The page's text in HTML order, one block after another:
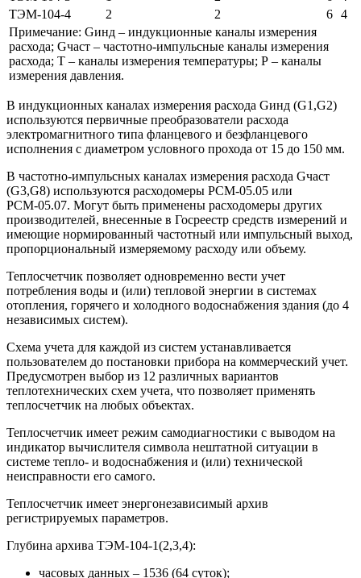
ТЭМ-104-4
2 2 6 4
Примечание: Gинд – индукционные каналы измерения
расхода; Gчаст – частотно-импульсные каналы измерения
расхода; Т – каналы измерения температуры; Р – каналы
измерения давления.
В индукционных каналах измерения расхода Gинд (G1,G2)
используются первичные преобразователи расхода
электромагнитного типа фланцевого и безфланцевого
исполнения с диаметром условного прохода от 15 до 150 мм.
В частотно-импульсных каналах измерения расхода Gчаст
(G3,G8) используются расходомеры РСМ-05.05 или
РСМ-05.07. Могут быть применены расходомеры других
производителей, внесенные в Госреестр средств измерений и
имеющие нормированный частотный или импульсный выход,
пропорциональный измеряемому расходу или объему.
Теплосчетчик позволяет одновременно вести учет
потребления воды и (или) тепловой энергии в системах
отопления, горячего и холодного водоснабжения здания (до 4
независимых систем).
Схема учета для каждой из систем устанавливается
пользователем до постановки прибора на коммерческий учет.
Предусмотрен выбор из 12 различных вариантов
теплотехнических схем учета, что позволяет применять
теплосчетчик на любых объектах.
Теплосчетчик имеет режим самодиагностики с выводом на
индикатор вычислителя символа нештатной ситуации в
системе тепло- и водоснабжения и (или) технической
неисправности его самого.
Теплосчетчик имеет энергонезависимый архив
регистрируемых параметров.
Глубина архива ТЭМ-104-1(2,3,4):
часовых данных – 1536 (64 суток);